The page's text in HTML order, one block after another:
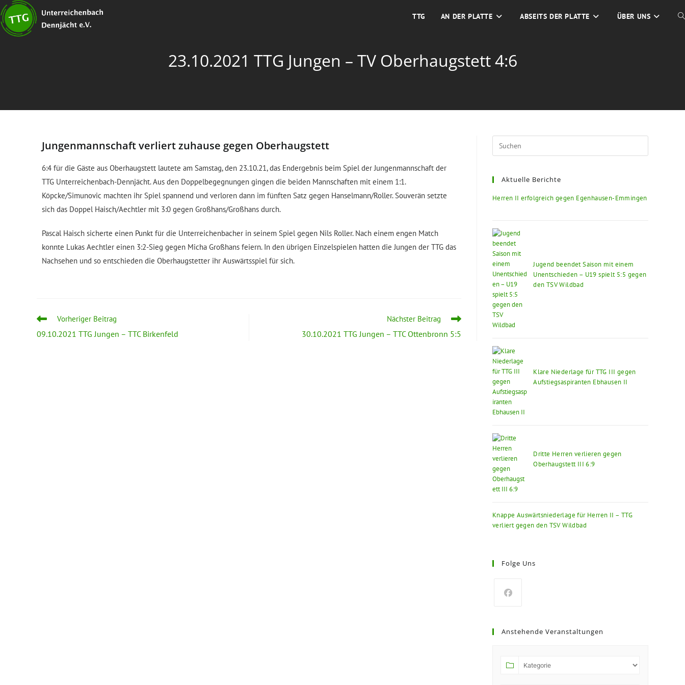
TTG AN DER PLATTE ABSEITS DER PLATTE ÜBER UNS
23.10.2021 TTG Jungen – TV Oberhaugstett 4:6
Jungenmannschaft verliert zuhause gegen Oberhaugstett
6:4 für die Gäste aus Oberhaugstett lautete am Samstag, den 23.10.21, das Endergebnis beim Spiel der Jungenmannschaft der
TTG Unterreichenbach-Dennjächt. Aus den Doppelbegegnungen gingen die beiden Mannschaften mit einem 1:1.
Köpcke/Simunovic machten ihr Spiel spannend und verloren dann im fünften Satz gegen Hanselmann/Roller. Souverän setzte
sich das Doppel Haisch/Aechtler mit 3:0 gegen Großhans/Großhans durch.
Pascal Haisch sicherte einen Punkt für die Unterreichenbacher in seinem Spiel gegen Nils Roller. Nach einem engen Match
konnte Lukas Aechtler einen 3:2-Sieg gegen Micha Großhans feiern. In den übrigen Einzelspielen hatten die Jungen der TTG das
Nachsehen und so entschieden die Oberhaugstetter ihr Auswärtsspiel für sich.
Vorheriger Beitrag
09.10.2021 TTG Jungen – TTC Birkenfeld
Nächster Beitrag
30.10.2021 TTG Jungen – TTC Ottenbronn 5:5
Aktuelle Berichte
Herren II erfolgreich gegen Egenhausen-Emmingen
Jugend beendet Saison mit einem
Unentschieden – U19 spielt 5:5 gegen
den TSV Wildbad
Klare Niederlage für TTG III gegen
Aufstiegsaspiranten Ebhausen II
Dritte Herren verlieren gegen
Oberhaugstett III 6:9
Knappe Auswärtsniederlage für Herren II – TTG
verliert gegen den TSV Wildbad
Folge Uns
Anstehende Veranstaltungen